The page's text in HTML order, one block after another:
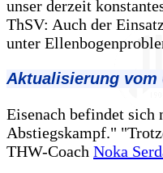
unser derzeit
ThSV: Auch der
unter
Aktualisierung vom
Eisenach befindet sich
Abstiegskampf."
THW-Coach Noka